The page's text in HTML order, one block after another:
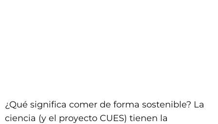
¿Qué significa comer de forma sostenible? La
ciencia (y el proyecto CUES) tienen la